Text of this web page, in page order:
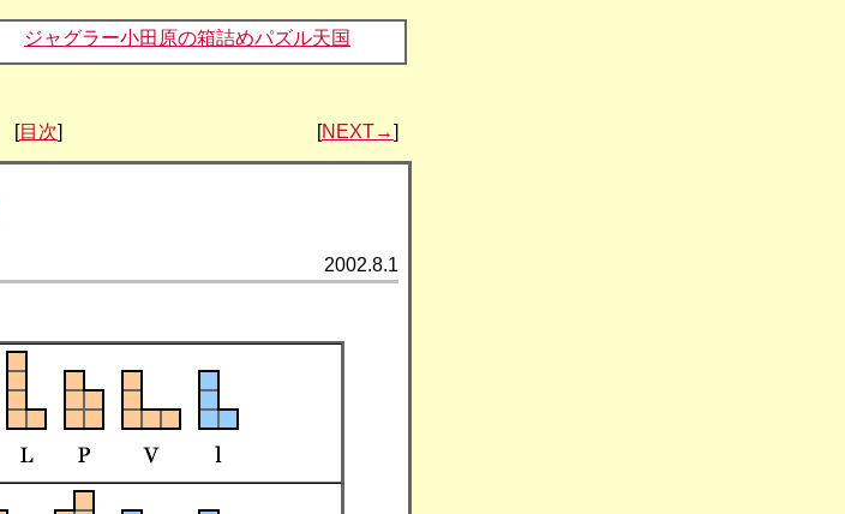
ジャグラー小田原の箱詰めパズル天国
[目次] [NEXT→]
2002.8.1